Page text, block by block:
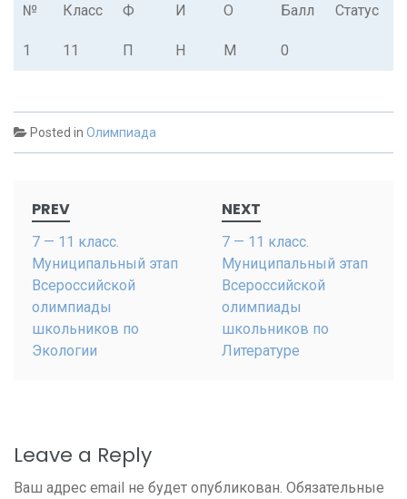
№ Класс Ф И О Балл Статус
1 11 П Н М 0
Posted in Олимпиада
navigation
PREV
7 — 11 класс.
Муниципальный этап
Всероссийской
олимпиады
школьников по
Экологии
NEXT
7 — 11 класс.
Муниципальный этап
Всероссийской
олимпиады
школьников по
Литературе
Leave a Reply
Ваш адрес email не будет опубликован. Обязательные